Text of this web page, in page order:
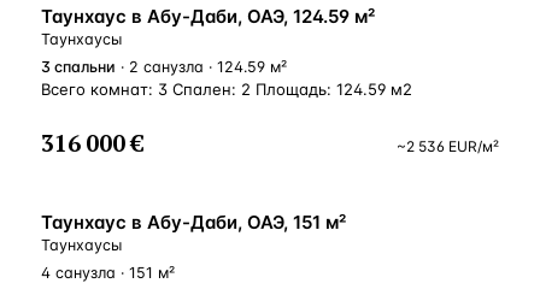
ВНЖ
Таунхаус в Абу-Даби, ОАЭ, 124.59 м²
Таунхаусы
3 спальни · 2 санузла · 124.59 м²
Всего комнат: 3 Спален: 2 Площадь: 124.59 м2
316 000 € ~2 536 EUR/м²
ВНЖ
Таунхаус в Абу-Даби, ОАЭ, 151 м²
Таунхаусы
4 санузла · 151 м²